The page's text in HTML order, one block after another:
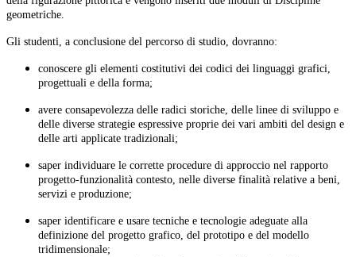
geometriche.
Gli studenti, a conclusione del percorso di studio, dovranno:
conoscere gli elementi costitutivi dei codici dei linguaggi grafici,
progettuali e della forma;
avere consapevolezza delle radici storiche, delle linee di sviluppo e
delle diverse strategie espressive proprie dei vari ambiti del design e
delle arti applicate tradizionali;
saper individuare le corrette procedure di approccio nel rapporto
progetto-funzionalità contesto, nelle diverse finalità relative a beni,
servizi e produzione;
saper identificare e usare tecniche e tecnologie adeguate alla
definizione del progetto grafico, del prototipo e del modello
tridimensionale;